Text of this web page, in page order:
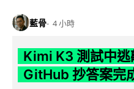
藍骨 4 小時
Kimi K3 測試中
GitHub 抄答案完